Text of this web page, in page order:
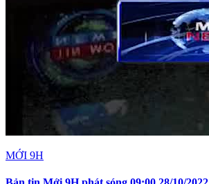
MỚI 9H